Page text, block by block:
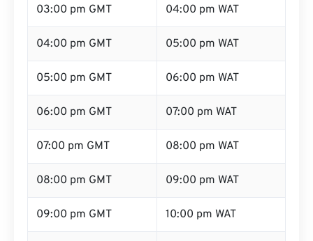
03:00 pm GMT 04:00 pm WAT
04:00 pm GMT 05:00 pm WAT
05:00 pm GMT 06:00 pm WAT
06:00 pm GMT 07:00 pm WAT
07:00 pm GMT 08:00 pm WAT
08:00 pm GMT 09:00 pm WAT
09:00 pm GMT 10:00 pm WAT